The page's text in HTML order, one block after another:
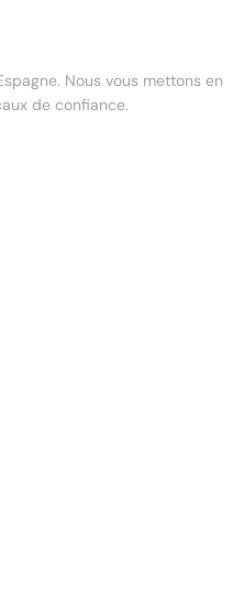
Nous vous mettons en
de confiance.